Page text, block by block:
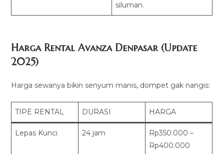
siluman.
Harga Rental Avanza Denpasar (Update
2025)
Harga sewanya bikin senyum manis, dompet gak nangis:
TIPE RENTAL DURASI HARGA
Lepas Kunci 24 jam
Rp350.000 –
Rp400.000